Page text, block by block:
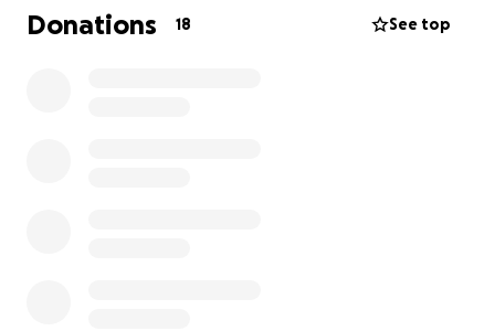
Unseren Erfahrungen und Berechnungen zufolge
müssen wir mindestens 200 Siloballen zukaufen.
Donations 18 See top